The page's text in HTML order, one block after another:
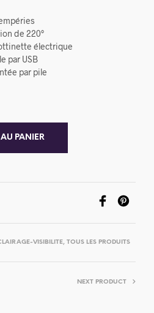
de 220°
électrique
par USB
par pile
PANIER
VISIBILITE, TOUS LES PRODUITS
NEXT PRODUCT